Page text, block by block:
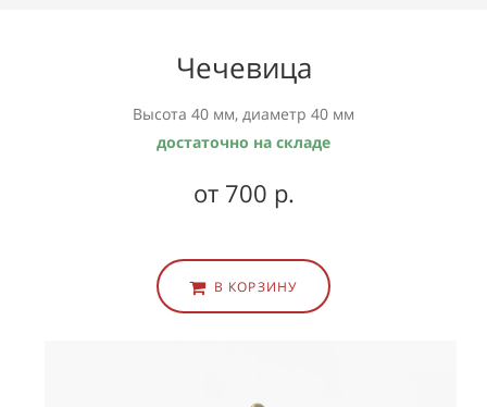
Чечевица
Высота 40 мм, диаметр 40 мм
достаточно на складе
от 700 р.
В КОРЗИНУ